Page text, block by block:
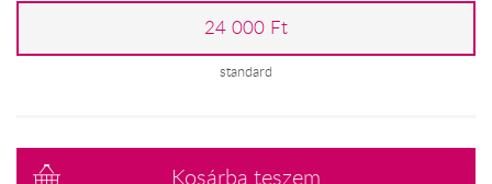
24 000 Ft
standard
Kosárba teszem